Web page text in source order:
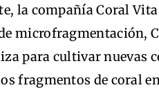
la compañía Coral
microfragmentación,
para cultivar nuevas
fragmentos de coral